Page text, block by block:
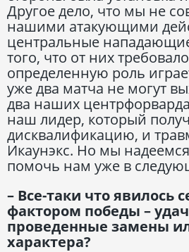
Другое дело, что мы не
нашими атакующими
центральные
того, что от них
определенную роль
уже два матча не могут
два наших
наш лидер, который
дисквалификацию, и
Икаунэкс. Но мы
помочь нам уже в
– Все-таки что явилось
фактором победы –
проведенные замены
характера?